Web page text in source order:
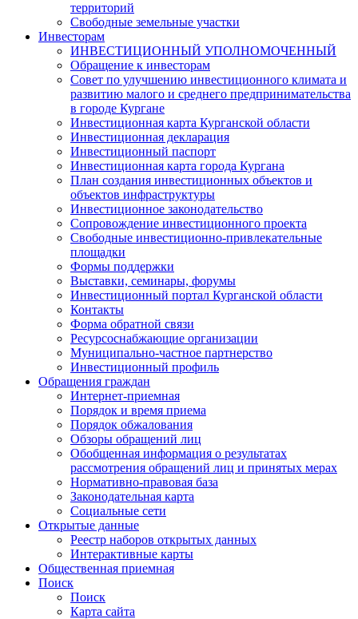
территорий
Свободные земельные участки
Инвесторам
ИНВЕСТИЦИОННЫЙ УПОЛНОМОЧЕННЫЙ
Обращение к инвесторам
Совет по улучшению инвестиционного климата и
развитию малого и среднего предпринимательства
в городе Кургане
Инвестиционная карта Курганской области
Инвестиционная декларация
Инвестиционный паспорт
Инвестиционная карта города Кургана
План создания инвестиционных объектов и
объектов инфраструктуры
Инвестиционное законодательство
Сопровождение инвестиционного проекта
Свободные инвестиционно-привлекательные
площадки
Формы поддержки
Выставки, семинары, форумы
Инвестиционный портал Курганской области
Контакты
Форма обратной связи
Ресурсоснабжающие организации
Муниципально-частное партнерство
Инвестиционный профиль
Обращения граждан
Интернет-приемная
Порядок и время приема
Порядок обжалования
Обзоры обращений лиц
Обобщенная информация о результатах
рассмотрения обращений лиц и принятых мерах
Нормативно-правовая база
Законодательная карта
Социальные сети
Открытые данные
Реестр наборов открытых данных
Интерактивные карты
Общественная приемная
Поиск
Поиск
Карта сайта